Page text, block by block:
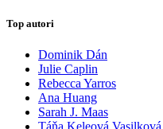
Top autori
Dominik Dán
Julie Caplin
Rebecca Yarros
Ana Huang
Sarah J. Maas
Táňa Keleová Vasilková